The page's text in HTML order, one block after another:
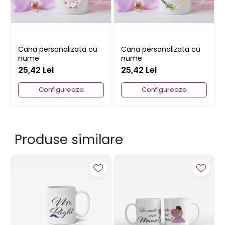
Cana personalizata cu
nume
25,42 Lei
Configureaza
Cana personalizata cu
nume
25,42 Lei
Configureaza
Produse similare